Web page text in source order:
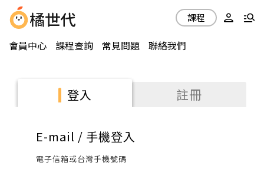
會員中心 課程查詢 常見問題 聯絡我們
課程
登入 註冊
E-mail / 手機登入
電子信箱或台灣手機號碼